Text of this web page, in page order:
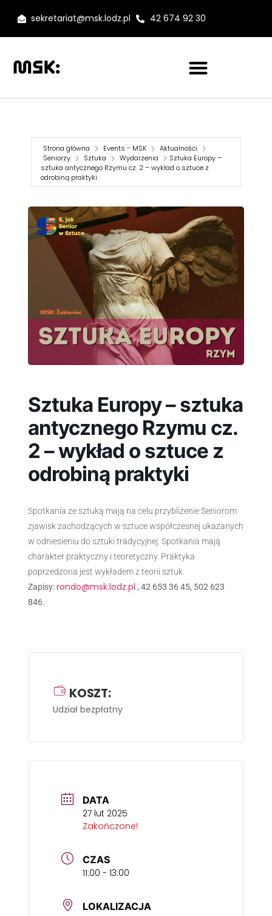
sekretariat@msk.lodz.pl 42 674 92 30
Strona główna Events - MSK
Aktualności
Seniorzy
Sztuka Wydarzenia
Sztuka Europy –
sztuka antycznego Rzymu cz. 2 – wykład o sztuce z
odrobiną praktyki
Sztuka Europy – sztuka
antycznego Rzymu cz.
2 – wykład o sztuce z
odrobiną praktyki
Spotkania ze sztuką mają na celu przybliżenie Seniorom
zjawisk zachodzących w sztuce współczesnej ukazanych
w odniesieniu do sztuki tradycyjnej. Spotkania mają
charakter praktyczny i teoretyczny. Praktyka
poprzedzona jest wykładem z teorii sztuk.
Zapisy:rondo@msk.lodz.pl , 42 653 36 45, 502 623
846.
KOSZT:
Udział bezpłatny
DATA
27 lut 2025
Zakończone!
CZAS
11:00 - 13:00
LOKALIZACJA